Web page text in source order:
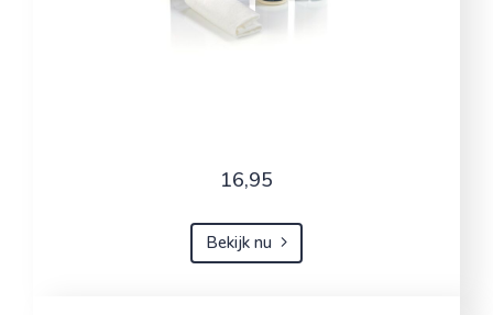
16,95
Bekijk nu